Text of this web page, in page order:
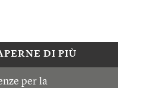
DI PIÙ
per la